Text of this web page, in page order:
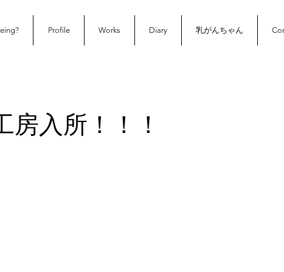
Profile Works Diary 乳がんちゃん
房入所！！！